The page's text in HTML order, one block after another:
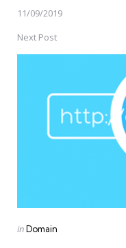
11/09/2019
Next Post
Posted
inDomain